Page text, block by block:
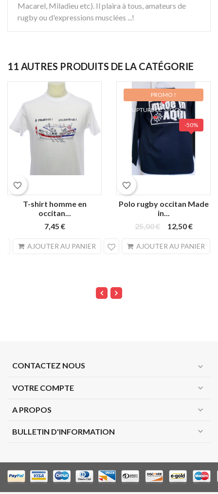
Macarel, Miladieu etc). Il plaira à tous, amateurs de
rugby ou d'expressions musclées ...!
11 AUTRES PRODUITS DE LA CATÉGORIE
favorite_border
T-shirt homme en
occitan...
7,45 €
AJOUTER AU PANIER search
favorite_border
Polo rugby occitan Made
in...
25,00 €
12,50 €
AJOUTER AU PANIER
PROMO !
RUPTURE DE STOCK
-50%
CONTACTEZ NOUS expand_more
VOTRE COMPTE expand_more
A PROPOS expand_more
BULLETIN D'INFORMATION expand_more